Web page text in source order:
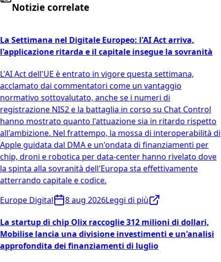
Notizie correlate
La Settimana nel Digitale Europeo: l'AI Act arriva,
l'applicazione ritarda e il capitale insegue la sovranità
L'AI Act dell'UE è entrato in vigore questa settimana,
acclamato dai commentatori come un vantaggio
normativo sottovalutato, anche se i numeri di
registrazione NIS2 e la battaglia in corso su Chat Control
hanno mostrato quanto l'attuazione sia in ritardo rispetto
all'ambizione. Nel frattempo, la mossa di interoperabilità di
Apple guidata dal DMA e un'ondata di finanziamenti per
chip, droni e robotica per data-center hanno rivelato dove
la spinta alla sovranità dell'Europa sta effettivamente
atterrando capitale e codice.
Europe Digital
8 aug 2026Leggi di più
La startup di chip Olix raccoglie 312 milioni di dollari,
Mobilise lancia una divisione investimenti e un'analisi
approfondita dei finanziamenti di luglio